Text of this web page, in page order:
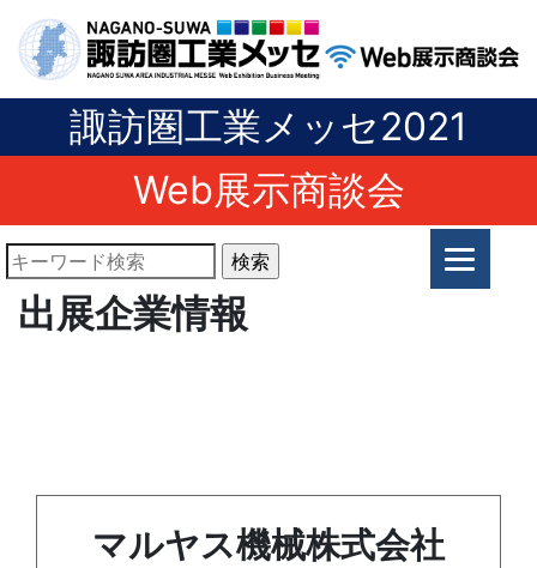
諏訪圏工業メッセ2021
Web展示商談会
出展企業情報
マルヤス機械株式会社